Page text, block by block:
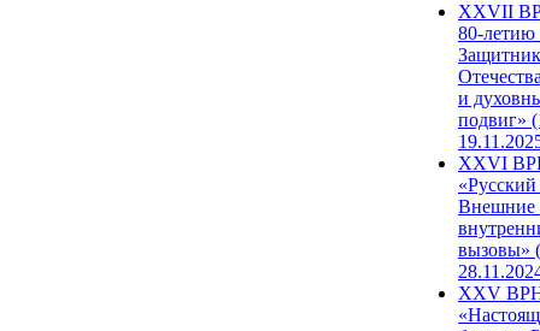
ХХVII
80-
и
подвиг»
XXVI
Внешние
вызовы»
XXV